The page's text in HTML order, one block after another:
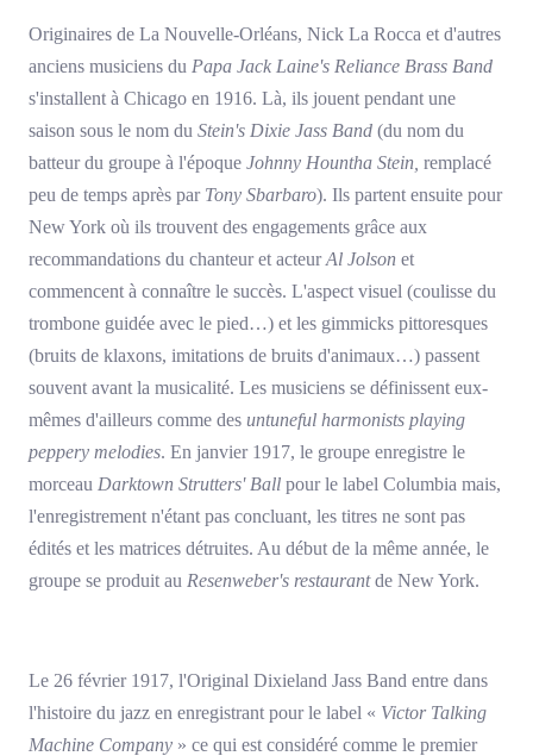
Originaires de La Nouvelle-Orléans, Nick La Rocca et d'autres
anciens musiciens du Papa Jack Laine's Reliance Brass Band
s'installent à Chicago en 1916. Là, ils jouent pendant une
saison sous le nom du Stein's Dixie Jass Band (du nom du
batteur du groupe à l'époque Johnny Hountha Stein, remplacé
peu de temps après par Tony Sbarbaro). Ils partent ensuite pour
New York où ils trouvent des engagements grâce aux
recommandations du chanteur et acteurAl Jolson et
commencent à connaître le succès. L'aspect visuel (coulisse du
trombone guidée avec le pied…) et les gimmicks pittoresques
(bruits de klaxons, imitations de bruits d'animaux…) passent
souvent avant la musicalité. Les musiciens se définissent eux-
mêmes d'ailleurs comme des untuneful harmonists playing
peppery melodies. En janvier 1917, le groupe enregistre le
morceau Darktown Strutters' Ball pour le label Columbia mais,
l'enregistrement n'étant pas concluant, les titres ne sont pas
édités et les matrices détruites. Au début de la même année, le
groupe se produit au Resenweber's restaurantde New York.
Le 26 février 1917, l'Original Dixieland Jass Band entre dans
l'histoire du jazz en enregistrant pour le label « Victor Talking
Machine Company » ce qui est considéré comme le premier